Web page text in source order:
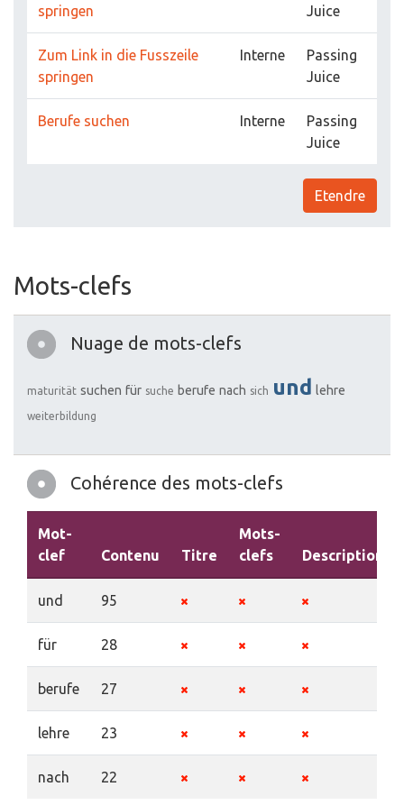
springen
Juice
Zum Link in die Fusszeile
springen
Interne
Passing
Juice
Berufe suchen Interne
Passing
Juice
Etendre
Mots-clefs
Nuage de mots-clefs
maturität suchen für suche berufe nach sich und lehre
weiterbildung
Cohérence des mots-clefs
Mot-
clef
Contenu Titre
Mots-
clefs
Description
und 95
für 28
berufe 27
lehre 23
nach 22